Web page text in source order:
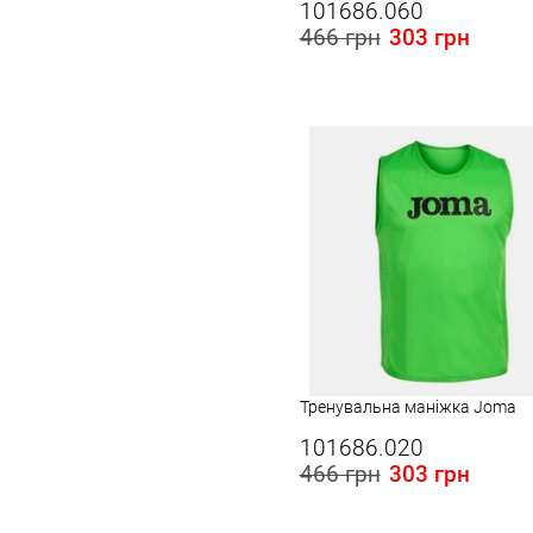
101686.060
466 грн 303 грн
Тренувальна маніжка Joma
101686.020
466 грн 303 грн